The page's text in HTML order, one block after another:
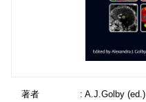
著者
: A.J.Golby (ed.)